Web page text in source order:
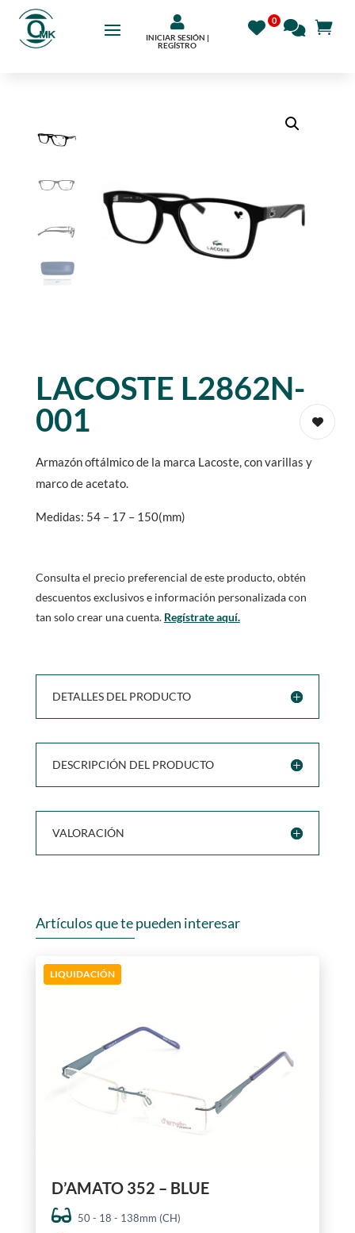

INICIAR SESIÓN |
REGÍSTRO
LACOSTE L2862N-
001
Armazón oftálmico de la marca Lacoste, con varillas y
marco de acetato.
Medidas: 54 – 17 – 150(mm)
Consulta el precio preferencial de este producto, obtén
descuentos exclusivos e información personalizada con
tan solo crear una cuenta. Regístrate aquí.
DETALLES DEL PRODUCTO
DESCRIPCIÓN DEL PRODUCTO
VALORACIÓN
Artículos que te pueden interesar
LIQUIDACIÓN
D’AMATO 352 – BLUE
50 - 18 - 138mm (CH)